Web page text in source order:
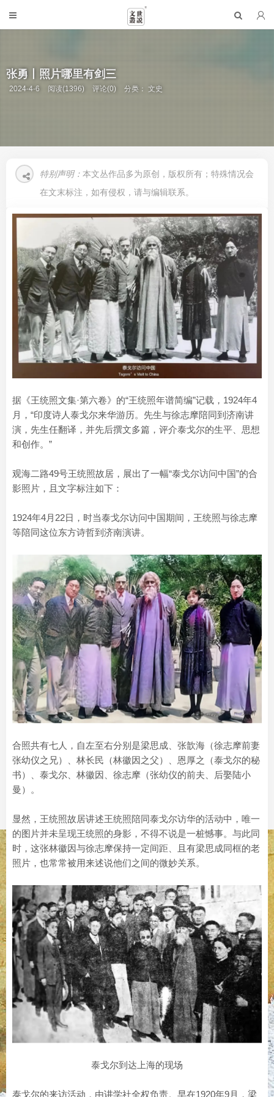
张勇丨照片哪里有剑三
2024-4-6 阅读(1396) 评论(0) 分类：文史
特别声明： 本文丛作品多为原创，版权所有；特殊情况会
在文末标注，如有侵权，请与编辑联系。
据《王统照文集·第六卷》的“王统照年谱简编”记载，1924年4
月，“印度诗人泰戈尔来华游历。先生与徐志摩陪同到济南讲
演，先生任翻译，并先后撰文多篇，评介泰戈尔的生平、思想
和创作。”
观海二路49号王统照故居，展出了一幅“泰戈尔访问中国”的合
影照片，且文字标注如下：
1924年4月22日，时当泰戈尔访问中国期间，王统照与徐志摩
等陪同这位东方诗哲到济南演讲。
合照共有七人，自左至右分别是梁思成、张歆海（徐志摩前妻
张幼仪之兄）、林长民（林徽因之父）、恩厚之（泰戈尔的秘
书）、泰戈尔、林徽因、徐志摩（张幼仪的前夫、后娶陆小
曼）。
显然，王统照故居讲述王统照陪同泰戈尔访华的活动中，唯一
的图片并未呈现王统照的身影，不得不说是一桩憾事。与此同
时，这张林徽因与徐志摩保持一定间距、且有梁思成同框的老
照片，也常常被用来述说他们之间的微妙关系。
泰戈尔到达上海的现场
泰戈尔的来访活动，由讲学社全权负责。早在1920年9月，梁